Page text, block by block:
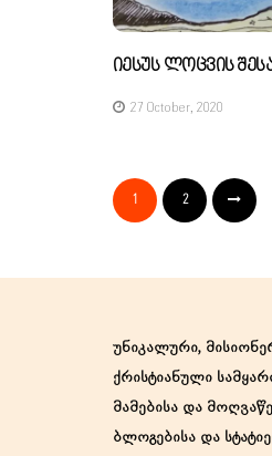
Იესუს Ლოცვის
27 October, 2020
1 2
უნიკალური,
ქრისტიანული
მამებისა და
ბლოგებისა და